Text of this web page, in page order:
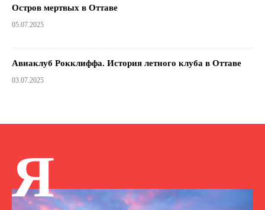
Остров мертвых в Оттаве
05.07.2025
Авиаклуб Рокклиффа. История летного клуба в Оттаве
03.07.2025
Я